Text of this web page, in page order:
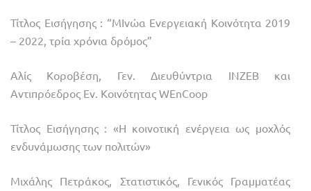
Τίτλος Εισήγησης : “ΜΙνώα Ενεργειακή Κοινότητα 2019
– 2022, τρία χρόνια δρόμος”
Αλίς Κοροβέση, Γεν. Διευθύντρια ΙΝΖΕΒ και
Αντιπρόεδρος Εν. Κοινότητας WEnCoop
Τίτλος Εισήγησης : «Η κοινοτική ενέργεια ως μοχλός
ενδυνάμωσης των πολιτών»
Μιχάλης Πετράκος, Στατιστικός, Γενικός Γραμματέας